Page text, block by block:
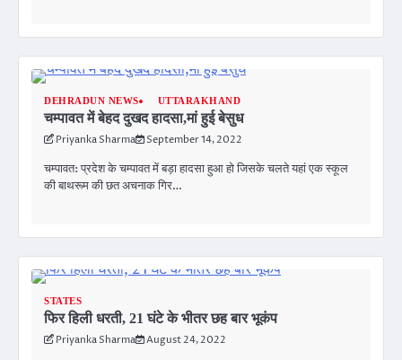
DEHRADUN NEWS UTTARAKHAND
चम्पावत में बेहद दुखद हादसा,मां हुई बेसुध
Priyanka Sharma September 14, 2022
चम्पावत: प्रदेश के चम्पावत में बड़ा हादसा हुआ हो जिसके चलते यहां एक स्कूल
की बाथरूम की छत अचनाक गिर…
STATES
फिर हिली धरती, 21 घंटे के भीतर छह बार भूकंप
Priyanka Sharma August 24, 2022